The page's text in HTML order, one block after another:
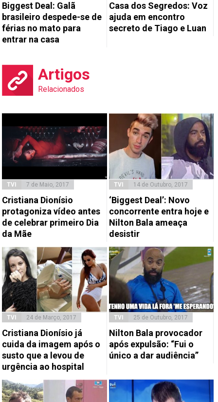
Biggest Deal: Galã
brasileiro despede-se de
férias no mato para
entrar na casa
Casa dos Segredos: Voz
ajuda em encontro
secreto de Tiago e Luan
Artigos
Relacionados
TVI 7 de Maio, 2017
Cristiana Dionísio
protagoniza vídeo antes
de celebrar primeiro Dia
da Mãe
TVI 14 de Outubro, 2017
‘Biggest Deal’: Novo
concorrente entra hoje e
Nilton Bala ameaça
desistir
TVI 24 de Março, 2017
Cristiana Dionísio já
cuida da imagem após o
susto que a levou de
urgência ao hospital
TVI 25 de Outubro, 2017
Nilton Bala provocador
após expulsão: “Fui o
único a dar audiência”